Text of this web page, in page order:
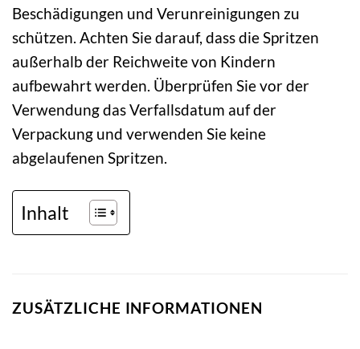
Beschädigungen und Verunreinigungen zu
schützen. Achten Sie darauf, dass die Spritzen
außerhalb der Reichweite von Kindern
aufbewahrt werden. Überprüfen Sie vor der
Verwendung das Verfallsdatum auf der
Verpackung und verwenden Sie keine
abgelaufenen Spritzen.
Inhalt
ZUSÄTZLICHE INFORMATIONEN